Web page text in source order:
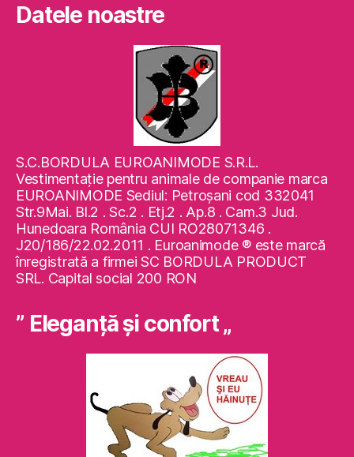
Datele noastre
S.C.BORDULA EUROANIMODE S.R.L.
Vestimentaţie pentru animale de companie marca
EUROANIMODE Sediul: Petroşani cod 332041
Str.9Mai. Bl.2 . Sc.2 . Etj.2 . Ap.8 . Cam.3 Jud.
Hunedoara România CUI RO28071346 .
J20/186/22.02.2011 . Euroanimode ® este marcă
înregistrată a firmei SC BORDULA PRODUCT
SRL. Capital social 200 RON
” Eleganţă şi confort „